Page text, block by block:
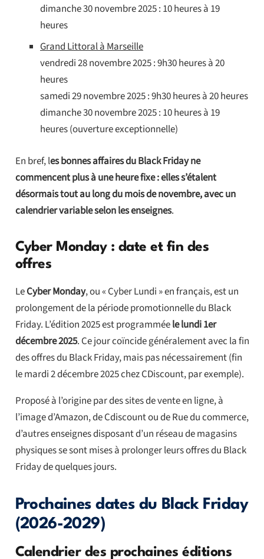
dimanche 30 novembre 2025 : 10 heures à 19
heures
Grand Littoral à Marseille
vendredi 28 novembre 2025 : 9h30 heures à 20
heures
samedi 29 novembre 2025 : 9h30 heures à 20 heures
dimanche 30 novembre 2025 : 10 heures à 19
heures (ouverture exceptionnelle)
En bref, les bonnes affaires du Black Friday ne
commencent plus à une heure fixe : elles s’étalent
désormais tout au long du mois de novembre, avec un
calendrier variable selon les enseignes.
Cyber Monday : date et fin des
offres
LeCyber Monday, ou « Cyber Lundi » en français, est un
prolongement de la période promotionnelle du Black
Friday. L’édition 2025 est programméele lundi 1er
décembre 2025. Ce jour coïncide généralement avec la fin
des offres du Black Friday, mais pas nécessairement (fin
le mardi 2 décembre 2025 chez CDiscount, par exemple).
Proposé à l’origine par des sites de vente en ligne, à
l’image d’Amazon, de Cdiscount ou de Rue du commerce,
d’autres enseignes disposant d’un réseau de magasins
physiques se sont mises à prolonger leurs offres du Black
Friday de quelques jours.
Prochaines dates du Black Friday
(2026-2029)
Calendrier des prochaines éditions